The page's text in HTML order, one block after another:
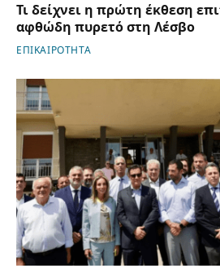
Τι δείχνει η πρώτη έκθεση
αφθώδη πυρετό στη Λέσβο
ΕΠΙΚΑΙΡΟΤΗΤΑ